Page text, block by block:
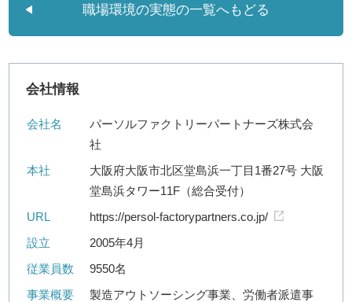
職場環境の実態の一覧へもどる
会社情報
会社名
パーソルファクトリーパートナーズ株式会
社
本社
大阪府大阪市北区堂島浜一丁目1番27号 大阪
堂島浜タワー11F（総合受付）
URL
https://persol-factorypartners.co.jp/
設立
2005年4月
従業員数
9550名
事業概要
製造アウトソーシング事業、労働者派遣事